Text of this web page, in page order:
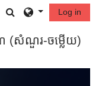
Toggle search
Log in
(សំណួរ​-ចម្លើយ)